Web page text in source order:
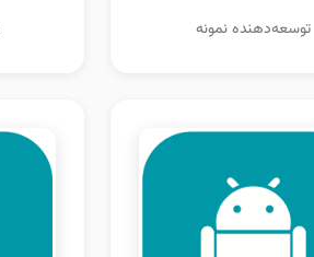
توسعه‌دهنده نمونه